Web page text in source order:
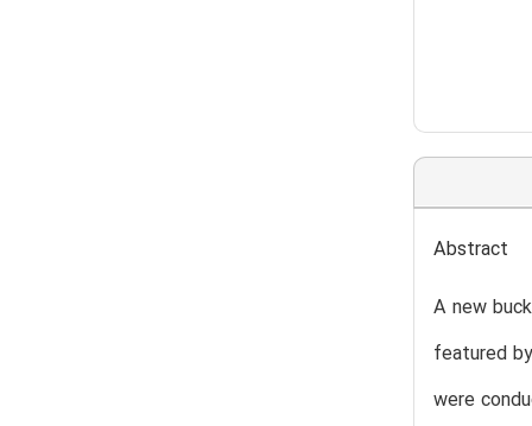
Abstract
A new
featured
were